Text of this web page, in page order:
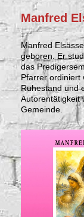
Manfred
Manfred
geboren. Er
das
Pfarrer ordiniert
Ruhestand und
Autorentätigkeit
Gemeinde.